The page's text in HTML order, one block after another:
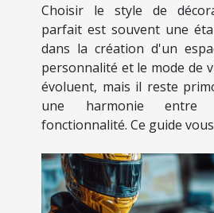
Choisir le style de
parfait est souvent une
dans la création d'un
personnalité et le mode de
évoluent, mais il reste
une harmonie entre
fonctionnalité. Ce guide